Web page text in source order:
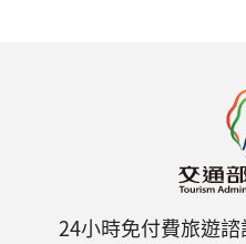
24小時免付費旅遊諮